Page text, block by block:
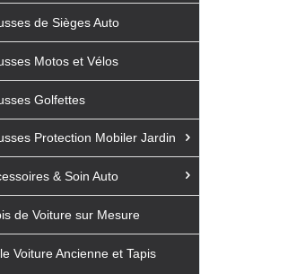
de Sièges Auto
Motos et Vélos
Golfettes
Protection Mobiler Jardin
& Soin Auto
de Voiture sur Mesure
Voiture Ancienne et Tapis